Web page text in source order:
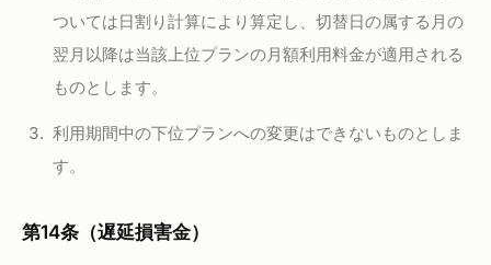
ついては日割り計算により算定し、切替日の属する月の
翌月以降は当該上位プランの月額利用料金が適用される
ものとします。
利用期間中の下位プランへの変更はできないものとしま
す。
第14条（遅延損害金）